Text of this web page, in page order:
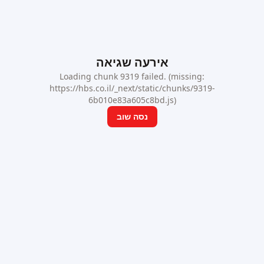
אירעה שגיאה
Loading chunk 9319 failed. (missing:
https://hbs.co.il/_next/static/chunks/9319-
6b010e83a605c8bd.js)